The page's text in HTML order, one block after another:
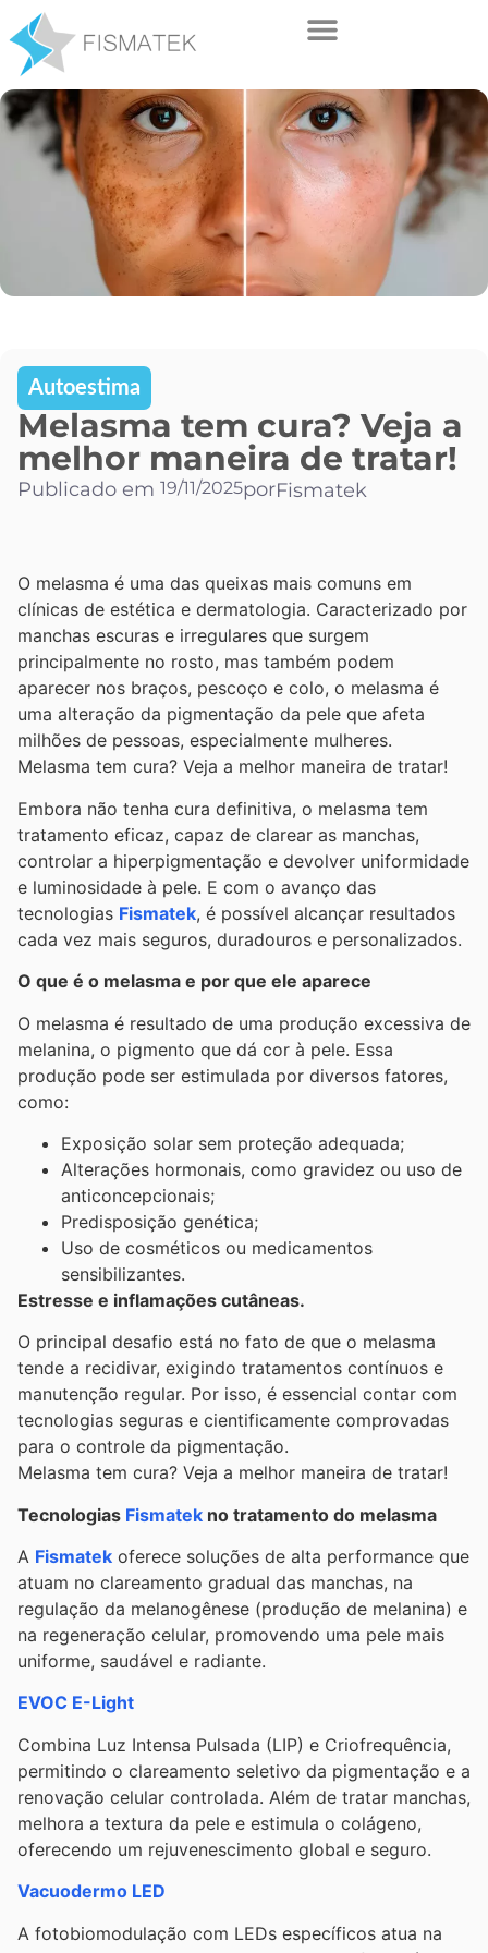
Autoestima
Melasma tem cura? Veja a
melhor maneira de tratar!
Publicado em 19/11/2025porFismatek
O melasma é uma das queixas mais comuns em
clínicas de estética e dermatologia. Caracterizado por
manchas escuras e irregulares que surgem
principalmente no rosto, mas também podem
aparecer nos braços, pescoço e colo, o melasma é
uma alteração da pigmentação da pele que afeta
milhões de pessoas, especialmente mulheres.
Melasma tem cura? Veja a melhor maneira de tratar!
Embora não tenha cura definitiva, o melasma tem
tratamento eficaz, capaz de clarear as manchas,
controlar a hiperpigmentação e devolver uniformidade
e luminosidade à pele. E com o avanço das
tecnologias Fismatek, é possível alcançar resultados
cada vez mais seguros, duradouros e personalizados.
O que é o melasma e por que ele aparece
O melasma é resultado de uma produção excessiva de
melanina, o pigmento que dá cor à pele. Essa
produção pode ser estimulada por diversos fatores,
como:
Exposição solar sem proteção adequada;
Alterações hormonais, como gravidez ou uso de
anticoncepcionais;
Predisposição genética;
Uso de cosméticos ou medicamentos
sensibilizantes.
Estresse e inflamações cutâneas.
O principal desafio está no fato de que o melasma
tende a recidivar, exigindo tratamentos contínuos e
manutenção regular. Por isso, é essencial contar com
tecnologias seguras e cientificamente comprovadas
para o controle da pigmentação.
Melasma tem cura? Veja a melhor maneira de tratar!
Tecnologias Fismatek no tratamento do melasma
A Fismatek oferece soluções de alta performance que
atuam no clareamento gradual das manchas, na
regulação da melanogênese (produção de melanina) e
na regeneração celular, promovendo uma pele mais
uniforme, saudável e radiante.
EVOC E-Light
Combina Luz Intensa Pulsada (LIP) e Criofrequência,
permitindo o clareamento seletivo da pigmentação e a
renovação celular controlada. Além de tratar manchas,
melhora a textura da pele e estimula o colágeno,
oferecendo um rejuvenescimento global e seguro.
Vacuodermo LED
A fotobiomodulação com LEDs específicos atua na